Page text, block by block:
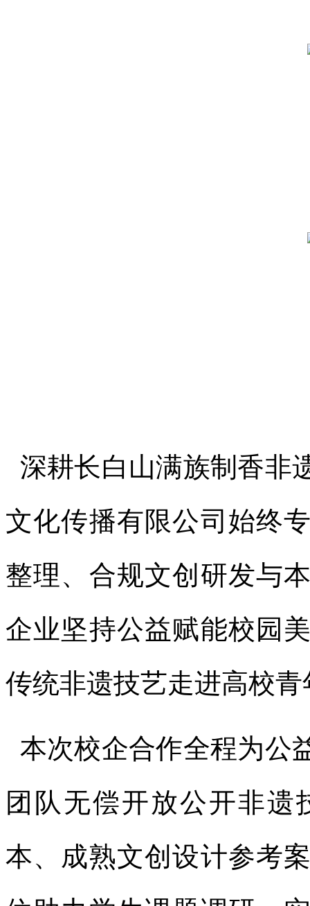
深耕长白山满族制香非
文化传播有限公司始终
整理、合规文创研发与
企业坚持公益赋能校园
传统非遗技艺走进高校
本次校企合作全程为公
团队无偿开放公开非
本、成熟文创设计参考